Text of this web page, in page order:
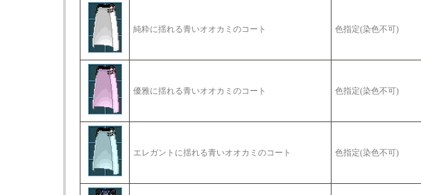
純粋に揺れる青いオオカミのコート 色指定(染色不可)
優雅に揺れる青いオオカミのコート 色指定(染色不可)
エレガントに揺れる青いオオカミのコート 色指定(染色不可)